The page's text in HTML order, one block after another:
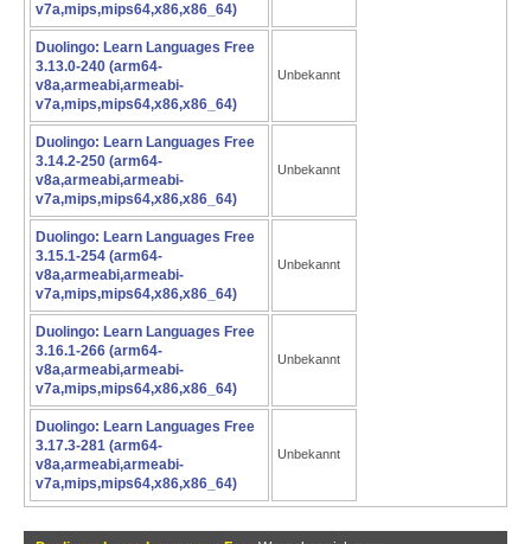
v7a,mips,mips64,x86,x86_64)
Duolingo: Learn Languages Free
3.13.0-240 (arm64-
v8a,armeabi,armeabi-
v7a,mips,mips64,x86,x86_64)
Unbekannt
Duolingo: Learn Languages Free
3.14.2-250 (arm64-
v8a,armeabi,armeabi-
v7a,mips,mips64,x86,x86_64)
Unbekannt
Duolingo: Learn Languages Free
3.15.1-254 (arm64-
v8a,armeabi,armeabi-
v7a,mips,mips64,x86,x86_64)
Unbekannt
Duolingo: Learn Languages Free
3.16.1-266 (arm64-
v8a,armeabi,armeabi-
v7a,mips,mips64,x86,x86_64)
Unbekannt
Duolingo: Learn Languages Free
3.17.3-281 (arm64-
v8a,armeabi,armeabi-
v7a,mips,mips64,x86,x86_64)
Unbekannt